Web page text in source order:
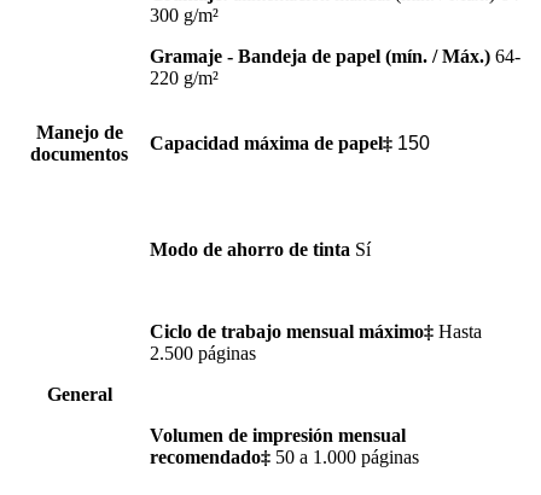
300 g/m²
Gramaje - Bandeja de papel (mín. / Máx.) 64-
220 g/m²
Manejo de
documentos
Capacidad máxima de papel‡ 150
General
Modo de ahorro de tinta Sí
Ciclo de trabajo mensual máximo‡ Hasta
2.500 páginas
Volumen de impresión mensual
recomendado‡ 50 a 1.000 páginas